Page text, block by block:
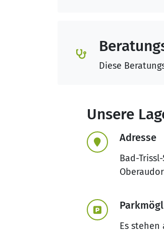
Diese
Unsere
Adresse
Bad-
Es stehen